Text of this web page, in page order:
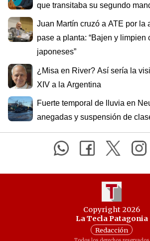
que transitaba su segundo
Juan Martín cruzó a ATE por la
pase a planta: “Bajen y limpien
japoneses”
¿Misa en River? Así sería la
XIV a la Argentina
Fuerte temporal de lluvia en
anegadas y suspensión de
Copyright 2026
La Tecla Patagonia
Redacción